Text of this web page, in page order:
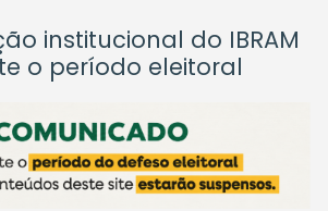
institucional do IBRAM
o período eleitoral